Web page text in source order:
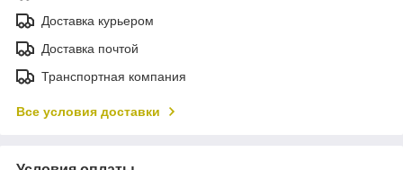
Доставка курьером
Доставка почтой
Транспортная компания
Все условия доставки